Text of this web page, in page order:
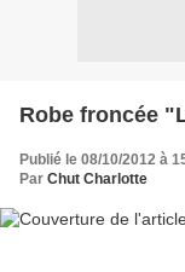
Robe froncée
Publié le 08/10/2012 à
Par Chut Charlotte